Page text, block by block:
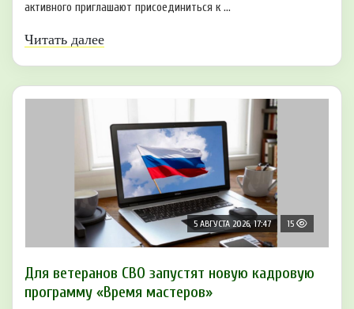
активного приглашают присоединиться к ...
Читать далее
5 АВГУСТА 2026, 17:47 15
Для ветеранов СВО запустят новую кадровую
программу «Время мастеров»